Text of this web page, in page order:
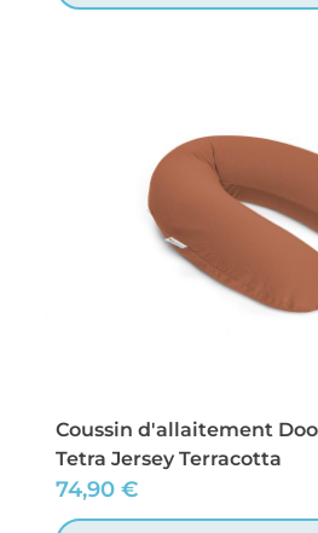
Coussin d'allaitement
Tetra Jersey Terracotta
74,90 €